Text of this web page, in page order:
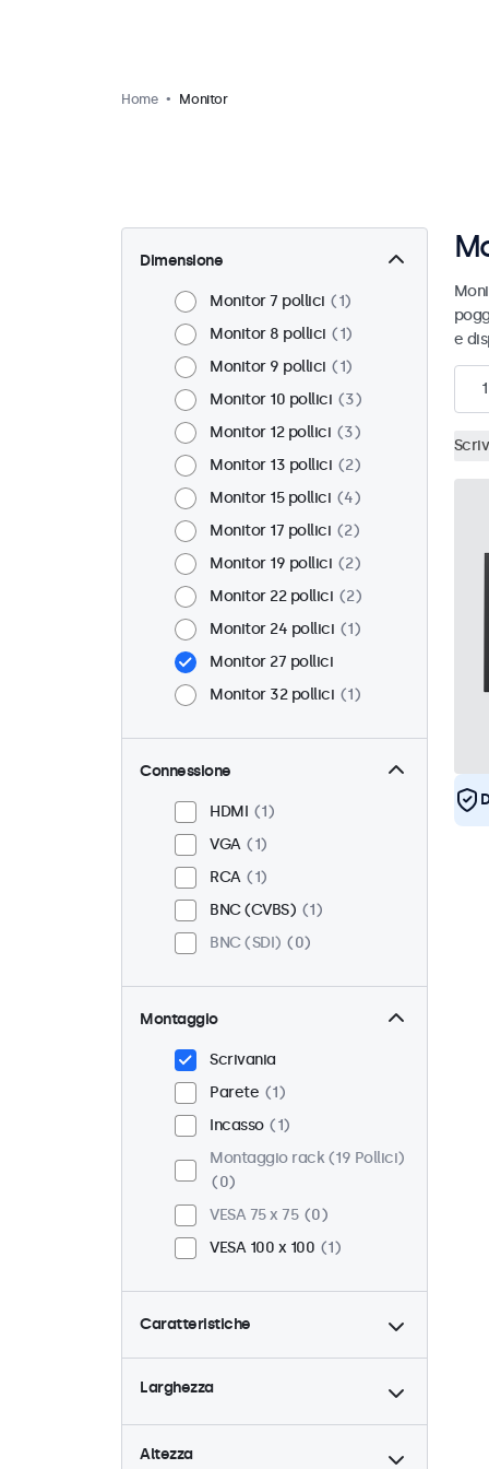
Home Monitor
Dimensione
Monitor 7 pollici
1
Monitor 8 pollici
1
Monitor 9 pollici
1
Monitor 10 pollici
3
Monitor 12 pollici
3
Monitor 13 pollici
2
Monitor 15 pollici
4
Monitor 17 pollici
2
Monitor 19 pollici
2
Monitor 22 pollici
2
Monitor 24 pollici
1
Monitor 27 pollici
Monitor 32 pollici
1
Connessione
HDMI
1
VGA
1
RCA
1
BNC (CVBS)
1
BNC (SDI)
0
Montaggio
Scrivania
Parete
1
Incasso
1
Montaggio rack (19 Pollici)
0
VESA 75 x 75
0
VESA 100 x 100
1
Caratteristiche
4:3 / 5:4
0
9-36 Volt
Dimmerabile
1
Lettore multimediale USB
Larghezza
Altezza
e
1